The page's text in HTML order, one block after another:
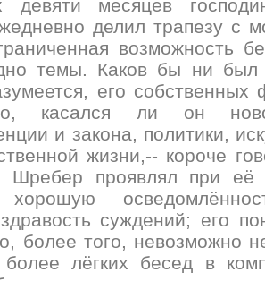
девяти месяцев
делил трапезу с
возможность
темы. Каков бы ни был
его собственных
касался ли он
и закона, политики,
жизни,-- короче
проявлял при её
хорошую
суждений; его
более того, невозможно
лёгких бесед в